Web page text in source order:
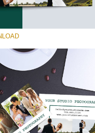
Please select
#50
Templates Photography